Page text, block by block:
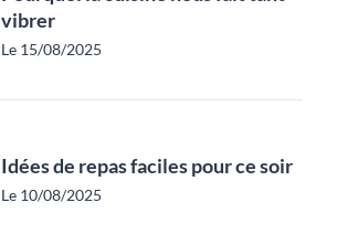
vibrer
Le 15/08/2025
Idées de repas faciles pour ce soir
Le 10/08/2025